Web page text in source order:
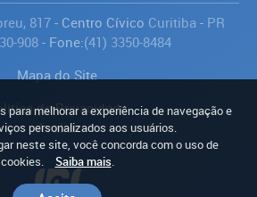
817- Centro Cívico Curitiba- PR
908- Fone:(41) 3350-8484
Mapa do Site
de Privacidade
Avaliar
melhorar a experiência de navegação e
personalizados aos usuários.
neste site, você concorda com o uso de
cookies.
Saiba mais.